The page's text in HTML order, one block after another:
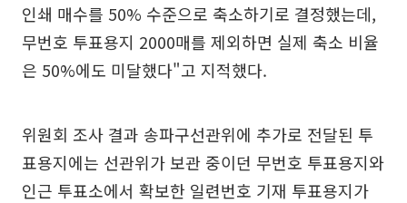
인쇄 매수를 50% 수준으로 축소하기로 결정했는데,
무번호 투표용지 2000매를 제외하면 실제 축소 비율
은 50%에도 미달했다"고 지적했다.
위원회 조사 결과 송파구선관위에 추가로 전달된 투
표용지에는 선관위가 보관 중이던 무번호 투표용지와
인근 투표소에서 확보한 일련번호 기재 투표용지가